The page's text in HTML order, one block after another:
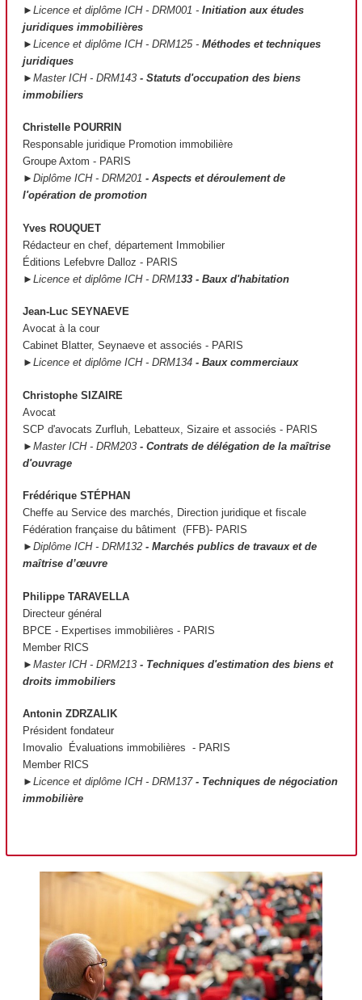
►Licence et diplôme ICH - DRM001 - Initiation aux études
juridiques immobilières
►Licence et diplôme ICH - DRM125 - Méthodes et techniques
juridiques
►Master ICH - DRM143 - Statuts d'occupation des biens
immobiliers
Christelle POURRIN
Responsable juridique Promotion immobilière
Groupe Axtom - PARIS
►Diplôme ICH - DRM201 - Aspects et déroulement de
l'opération de promotion
Yves ROUQUET
Rédacteur en chef, département Immobilier
Éditions Lefebvre Dalloz - PARIS
►Licence et diplôme ICH - DRM133 - Baux d'habitation
Jean-Luc SEYNAEVE
Avocat à la cour
Cabinet Blatter, Seynaeve et associés - PARIS
►Licence et diplôme ICH - DRM134 - Baux commerciaux
Christophe SIZAIRE
Avocat
SCP d'avocats Zurfluh, Lebatteux, Sizaire et associés - PARIS
►Master ICH - DRM203 - Contrats de délégation de la maîtrise
d'ouvrage
Frédérique STÉPHAN
Cheffe au Service des marchés, Direction juridique et fiscale
Fédération française du bâtiment (FFB)- PARIS
►Diplôme ICH - DRM132 - Marchés publics de travaux et de
maîtrise d’œuvre
Philippe TARAVELLA
Directeur général
BPCE - Expertises immobilières - PARIS
Member RICS
►Master ICH - DRM213 - Techniques d'estimation des biens et
droits immobiliers
Antonin ZDRZALIK
Président fondateur
Imovalio Évaluations immobilières - PARIS
Member RICS
►Licence et diplôme ICH - DRM137 - Techniques de négociation
immobilière